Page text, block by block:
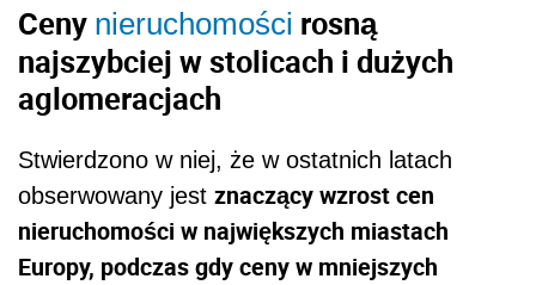
Ceny nieruchomości rosną
najszybciej w stolicach i dużych
aglomeracjach
Stwierdzono w niej, że w ostatnich latach
obserwowany jest znaczący wzrost cen
nieruchomości w największych miastach
Europy, podczas gdy ceny w mniejszych